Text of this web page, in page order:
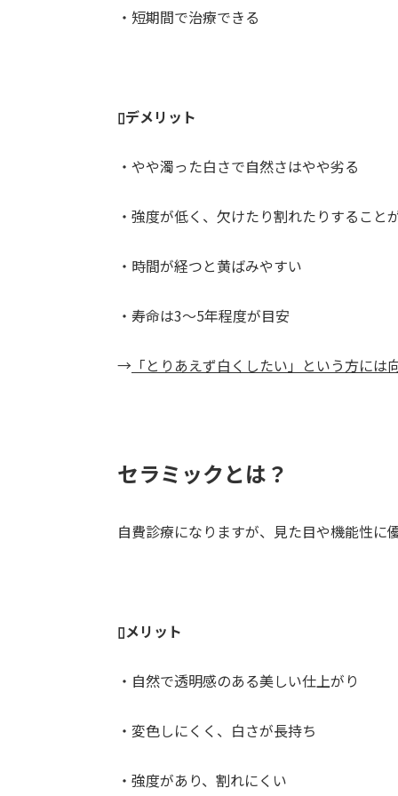
・短期間で治療できる
▯デメリット
・やや濁った白さで自然さはやや劣る
・強度が低く、欠けたり割れたりすること
・時間が経つと黄ばみやすい
・寿命は3～5年程度が目安
→ 「とりあえず白くしたい」という方には
セラミックとは？
自費診療になりますが、見た目や機能性に
▯メリット
・自然で透明感のある美しい仕上がり
・変色しにくく、白さが長持ち
・強度があり、割れにくい